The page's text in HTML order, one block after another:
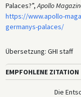
Palaces?”,Apollo
https://www.apollo-
germanys-palaces/
Übersetzung: GHI staff
EMPFOHLENE ZITATION
Die